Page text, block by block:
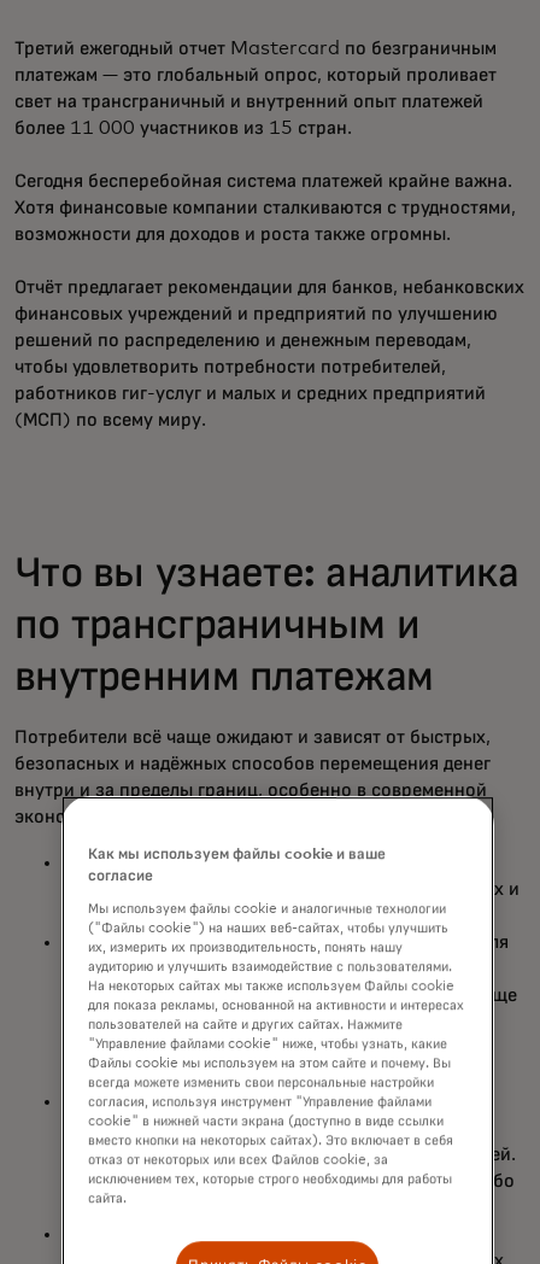
Третий ежегодный отчет Mastercard по безграничным
платежам — это глобальный опрос, который проливает
свет на трансграничный и внутренний опыт платежей
более 11 000 участников из 15 стран.
Сегодня бесперебойная система платежей крайне важна.
Хотя финансовые компании сталкиваются с трудностями,
возможности для доходов и роста также огромны.
Отчёт предлагает рекомендации для банков, небанковских
финансовых учреждений и предприятий по улучшению
решений по распределению и денежным переводам,
чтобы удовлетворить потребности потребителей,
работников гиг-услуг и малых и средних предприятий
(МСП) по всему миру.
Что вы узнаете: аналитика
по трансграничным и
внутренним платежам
Потребители всё чаще ожидают и зависят от быстрых,
безопасных и надёжных способов перемещения денег
внутри и за пределы границ, особенно в современной
экономической ситуации.
Всё больше потребителей ищут экономическую
стабильность, что подпитывает миграцию рабочих и
их планы по переезду.
Мошенничество остаётся ключевой проблемой для
потребителей при отправке трансграничных
платежей, поскольку 4 из 10 считают, что они чаще
становятся жертвами мошенничества из-за
трансграничного платежа, чем при внутреннем
платеже.
Просроченные или неудачные трансграничные
платежи вызывают немедленное и долгосрочное
негативное влияние на благополучие потребителей.
76% из них не смогли обеспечить себя каким-либо
образом из-за просрочки или неудачи платежа.
вызывает необходимость в быстрых и безопасных
Как мы используем файлы cookie и ваше
согласие
Мы используем файлы cookie и аналогичные технологии
("Файлы cookie") на наших веб-сайтах, чтобы улучшить
их, измерить их производительность, понять нашу
аудиторию и улучшить взаимодействие с пользователями.
На некоторых сайтах мы также используем Файлы cookie
для показа рекламы, основанной на активности и интересах
пользователей на сайте и других сайтах. Нажмите
"Управление файлами cookie" ниже, чтобы узнать, какие
Файлы cookie мы используем на этом сайте и почему. Вы
всегда можете изменить свои персональные настройки
согласия, используя инструмент "Управление файлами
cookie" в нижней части экрана (доступно в виде ссылки
вместо кнопки на некоторых сайтах). Это включает в себя
отказ от некоторых или всех Файлов cookie, за
исключением тех, которые строго необходимы для работы
сайта.